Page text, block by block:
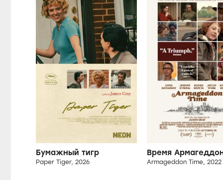
Бумажный тигр
Paper Tiger, 2026
Время
Armageddon Time, 2022